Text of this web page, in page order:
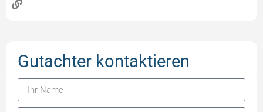
Gutachter kontaktieren